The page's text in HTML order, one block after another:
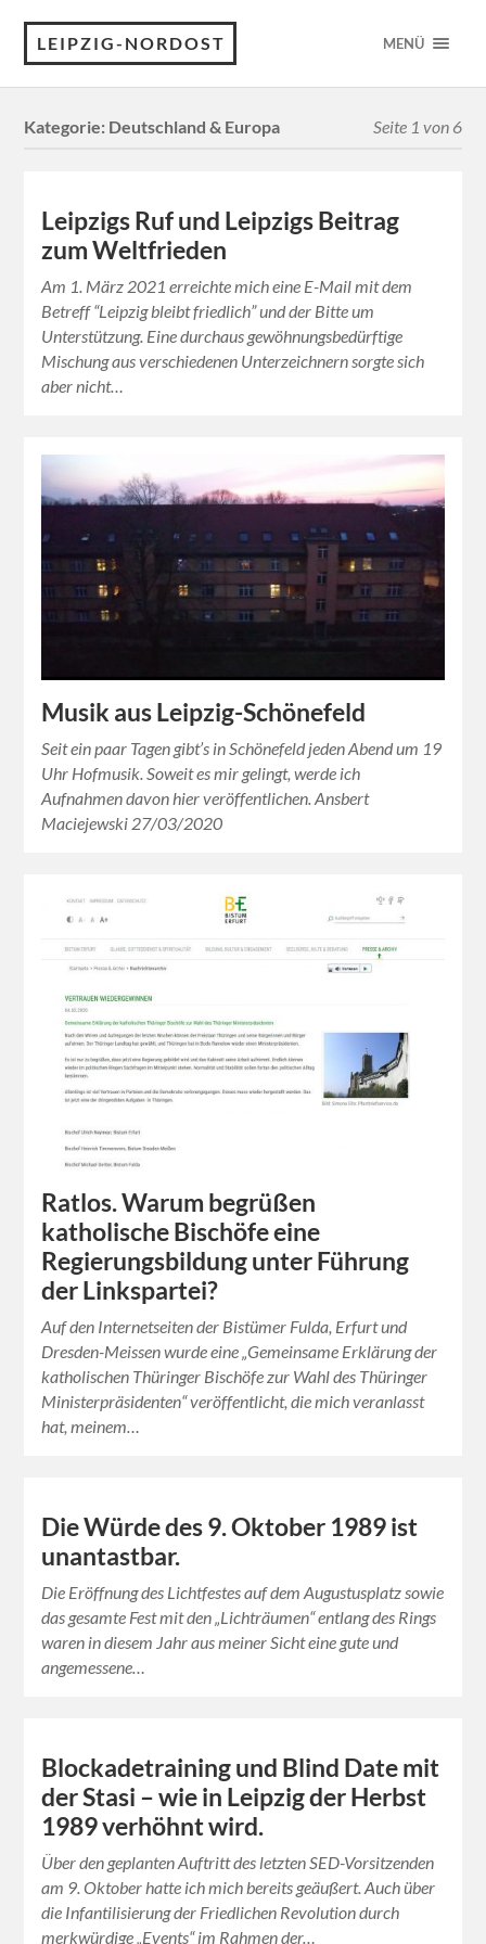
LEIPZIG-NORDOST MENÜ
Kategorie: Deutschland & Europa Seite 1 von 6
Leipzigs Ruf und Leipzigs Beitrag
zum Weltfrieden
Am 1. März 2021 erreichte mich eine E-Mail mit dem
Betreff “Leipzig bleibt friedlich” und der Bitte um
Unterstützung. Eine durchaus gewöhnungsbedürftige
Mischung aus verschiedenen Unterzeichnern sorgte sich
aber nicht…
Musik aus Leipzig-Schönefeld
Seit ein paar Tagen gibt’s in Schönefeld jeden Abend um 19
Uhr Hofmusik. Soweit es mir gelingt, werde ich
Aufnahmen davon hier veröffentlichen. Ansbert
Maciejewski 27/03/2020
Ratlos. Warum begrüßen
katholische Bischöfe eine
Regierungsbildung unter Führung
der Linkspartei?
Auf den Internetseiten der Bistümer Fulda, Erfurt und
Dresden-Meissen wurde eine „Gemeinsame Erklärung der
katholischen Thüringer Bischöfe zur Wahl des Thüringer
Ministerpräsidenten“ veröffentlicht, die mich veranlasst
hat, meinem…
Die Würde des 9. Oktober 1989 ist
unantastbar.
Die Eröffnung des Lichtfestes auf dem Augustusplatz sowie
das gesamte Fest mit den „Lichträumen“ entlang des Rings
waren in diesem Jahr aus meiner Sicht eine gute und
angemessene…
Blockadetraining und Blind Date mit
der Stasi – wie in Leipzig der Herbst
1989 verhöhnt wird.
Über den geplanten Auftritt des letzten SED-Vorsitzenden
am 9. Oktober hatte ich mich bereits geäußert. Auch über
die Infantilisierung der Friedlichen Revolution durch
merkwürdige „Events“ im Rahmen der…